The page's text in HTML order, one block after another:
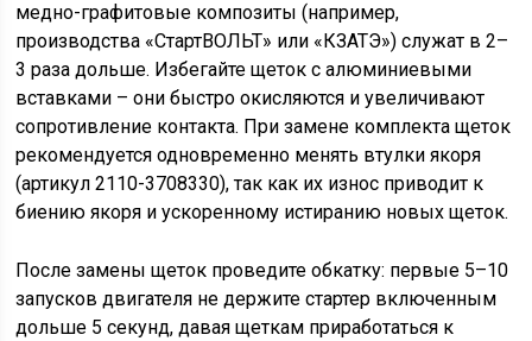
медно-графитовые композиты (например,
производства «СтартВОЛЬТ» или «КЗАТЭ») служат в 2–
3 раза дольше. Избегайте щеток с алюминиевыми
вставками – они быстро окисляются и увеличивают
сопротивление контакта. При замене комплекта щеток
рекомендуется одновременно менять втулки якоря
(артикул 2110-3708330), так как их износ приводит к
биению якоря и ускоренному истиранию новых щеток.
После замены щеток проведите обкатку: первые 5–10
запусков двигателя не держите стартер включенным
дольше 5 секунд, давая щеткам приработаться к